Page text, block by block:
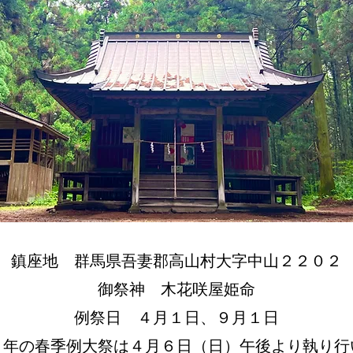
​鎮座地 群馬県吾妻郡高山村大字中山２２０２
​御祭神 木花咲屋姫命
​例祭日 ４月１日、９月１日
の春季例大祭は４月６日（日）午後より執り